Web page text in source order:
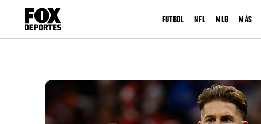
FUTBOL NFL MLB MÁS